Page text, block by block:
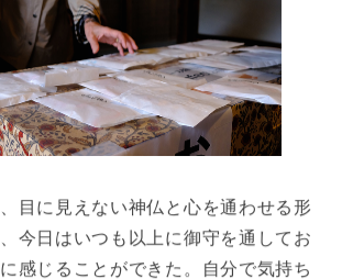
目に見えない神仏と心を通わせる形
今日はいつも以上に御守を通してお
感じることができた。自分で気持ち